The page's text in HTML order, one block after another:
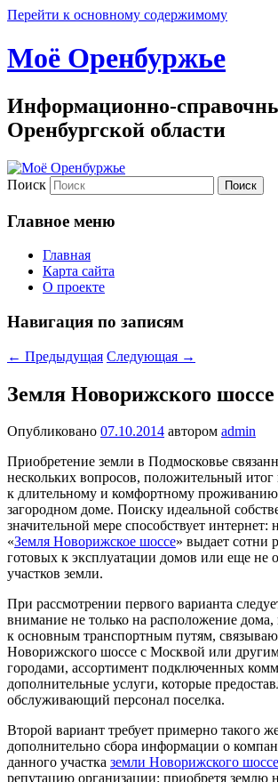
Перейти к основному содержимому
Моё Оренбуржье
Информационно-
Оренбургской области
Поиск
Главное меню
Главная
Карта сайта
О проекте
Навигация по записям
← Предыдущая Следующая →
Земля Новорижского шоссе
Опубликовано 07.10.2014 автором admin
Приобретение земли в Подмосковье
нескольких вопросов, положительный итог
к длительному и комфортному
загородном доме. Поиску идеальной
значительной мере способствует интернет:
«Земля Новорижское шоссе» выдает сотни
готовых к эксплуатации домов или еще не
участков земли.
При рассмотрении первого варианта
внимание не только на расположение дома,
к основным транспортным путям,
Новорижского шоссе с Москвой или
городами, ассортимент подключенных
дополнительные услуги, которые
обслуживающий персонал поселка.
Второй вариант требует примерно такого
дополнительно сбора информации о
данного участка земли Новорижского шоссе
репутацию организации: приобретя землю